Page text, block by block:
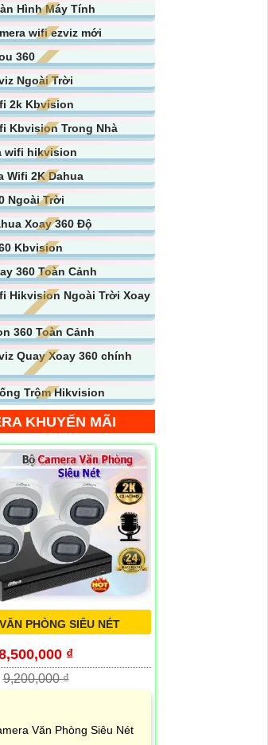
Hình Máy Tính
wifi ezviz mới
360
Ngoài Trời
2k Kbvision
Kbvision Trong Nhà
wifi hikvision
Wifi 2K Dahua
Ngoài Trời
Xoay 360 Độ
Kbvision
360 Toàn Cảnh
Hikvision Ngoài Trời Xoay
360 Toàn Cảnh
Quay Xoay 360 chính
Trộm Hikvision
KHUYẾN MÃI
PHÒNG SIÊU NÉT
₫
9,200,000 ₫
Văn Phòng Siêu Nét